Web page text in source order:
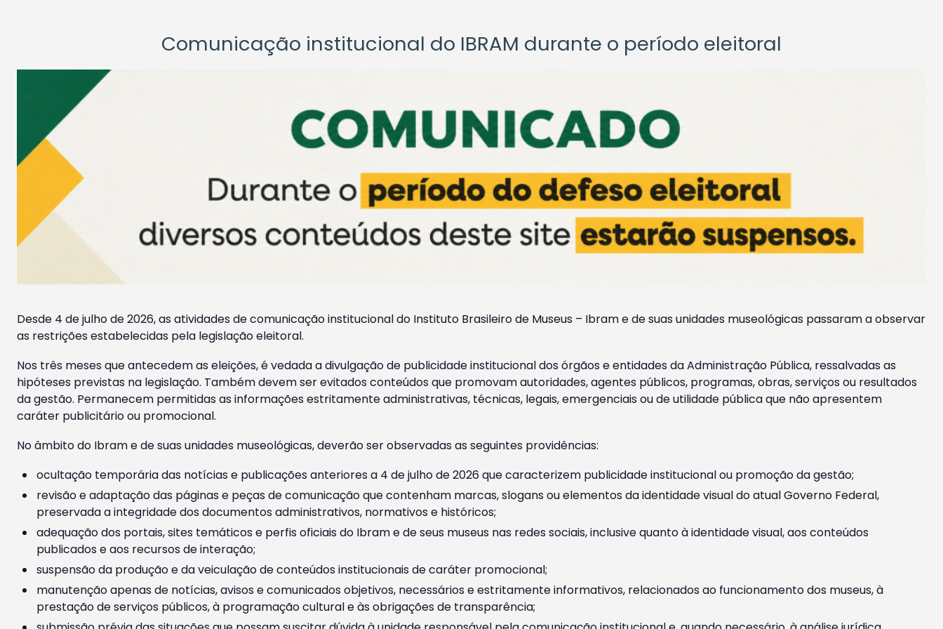
Comunicação institucional do IBRAM durante o período eleitoral
Desde 4 de julho de 2026, as atividades de comunicação institucional do Instituto Brasileiro de Museus – Ibram e de suas unidades museológicas passaram a observar
as restrições estabelecidas pela legislação eleitoral.
Nos três meses que antecedem as eleições, é vedada a divulgação de publicidade institucional dos órgãos e entidades da Administração Pública, ressalvadas as
hipóteses previstas na legislação. Também devem ser evitados conteúdos que promovam autoridades, agentes públicos, programas, obras, serviços ou resultados
da gestão. Permanecem permitidas as informações estritamente administrativas, técnicas, legais, emergenciais ou de utilidade pública que não apresentem
caráter publicitário ou promocional.
No âmbito do Ibram e de suas unidades museológicas, deverão ser observadas as seguintes providências:
ocultação temporária das notícias e publicações anteriores a 4 de julho de 2026 que caracterizem publicidade institucional ou promoção da gestão;
revisão e adaptação das páginas e peças de comunicação que contenham marcas, slogans ou elementos da identidade visual do atual Governo Federal,
preservada a integridade dos documentos administrativos, normativos e históricos;
adequação dos portais, sites temáticos e perfis oficiais do Ibram e de seus museus nas redes sociais, inclusive quanto à identidade visual, aos conteúdos
publicados e aos recursos de interação;
suspensão da produção e da veiculação de conteúdos institucionais de caráter promocional;
manutenção apenas de notícias, avisos e comunicados objetivos, necessários e estritamente informativos, relacionados ao funcionamento dos museus, à
prestação de serviços públicos, à programação cultural e às obrigações de transparência;